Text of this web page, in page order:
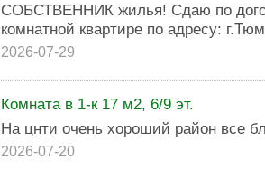
СОБСТВЕННИК жилья! Сдаю по
комнатной квартире по адресу:
2026-07-29
Комната в 1-к 17 м2, 6/9 эт.
На цнти очень хороший район все
2026-07-20